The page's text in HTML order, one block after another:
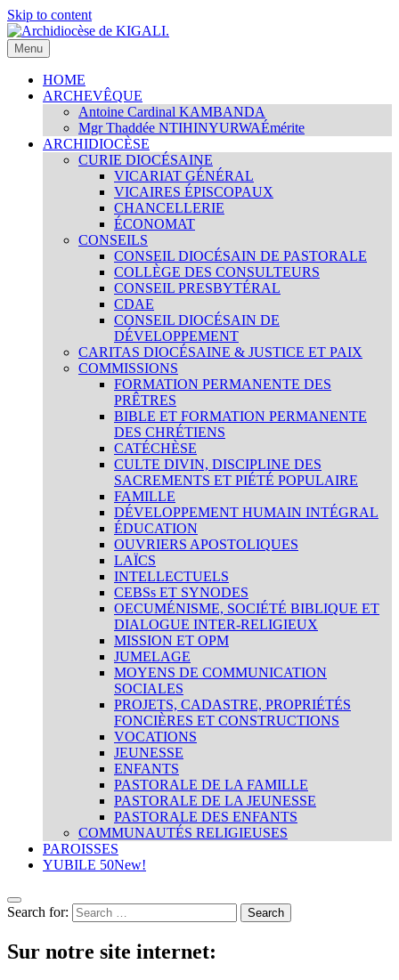
Skip to content
Archidiocèse de KIGALI.
Site internet officiel de l'Archidiocèse Catholique de KIGALI /
RWANDA. Official website of Archdiocese of KIGALI /
RWANDA.
Menu
HOME
ARCHEVÊQUE
Antoine Cardinal KAMBANDA
Mgr Thaddée NTIHINYURWAÉmérite
ARCHIDIOCÈSE
CURIE DIOCÉSAINE
VICARIAT GÉNÉRAL
VICAIRES ÉPISCOPAUX
CHANCELLERIE
ÉCONOMAT
CONSEILS
CONSEIL DIOCÉSAIN DE PASTORALE
COLLÈGE DES CONSULTEURS
CONSEIL PRESBYTÉRAL
CDAE
CONSEIL DIOCÉSAIN DE
DÉVELOPPEMENT
CARITAS DIOCÉSAINE & JUSTICE ET PAIX
COMMISSIONS
FORMATION PERMANENTE DES
PRÊTRES
BIBLE ET FORMATION PERMANENTE
DES CHRÉTIENS
CATÉCHÈSE
CULTE DIVIN, DISCIPLINE DES
SACREMENTS ET PIÉTÉ POPULAIRE
FAMILLE
DÉVELOPPEMENT HUMAIN INTÉGRAL
ÉDUCATION
OUVRIERS APOSTOLIQUES
LAÏCS
INTELLECTUELS
CEBSs ET SYNODES
OECUMÉNISME, SOCIÉTÉ BIBLIQUE ET
DIALOGUE INTER-RELIGIEUX
MISSION ET OPM
JUMELAGE
MOYENS DE COMMUNICATION
SOCIALES
PROJETS, CADASTRE, PROPRIÉTÉS
FONCIÈRES ET CONSTRUCTIONS
VOCATIONS
JEUNESSE
ENFANTS
PASTORALE DE LA FAMILLE
PASTORALE DE LA JEUNESSE
PASTORALE DES ENFANTS
COMMUNAUTÉS RELIGIEUSES
PAROISSES
YUBILE 50New!
Search for:
Sur notre site internet: